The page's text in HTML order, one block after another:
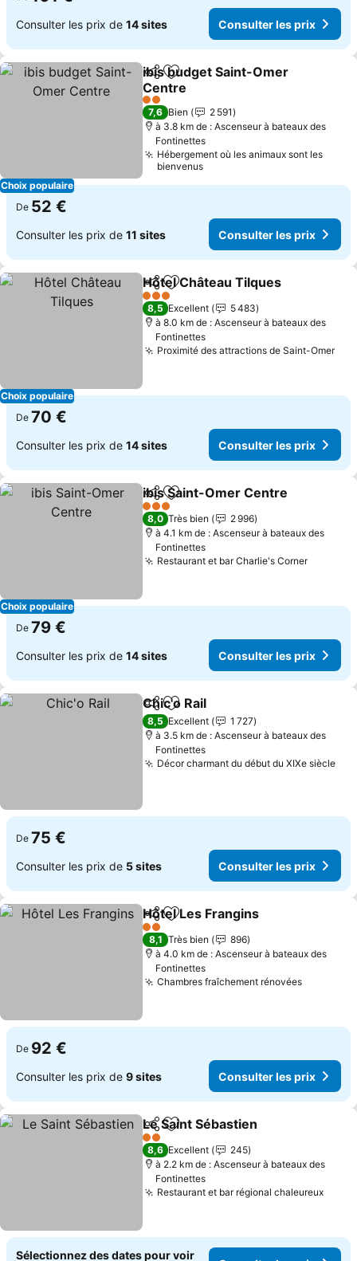
Consulter les prix de 14 sites Consulter les prix
Choix populaire
PartagerAjouter à mes favoris
ibis budget Saint-Omer
Centre
2 Étoiles
7,6 Bien
2 591
à 3.8 km de : Ascenseur à bateaux des
Fontinettes
Hébergement où les animaux sont les
bienvenus
De 52 €
Consulter les prix de 11 sites Consulter les prix
Choix populaire
PartagerAjouter à mes favoris
Hôtel Château Tilques
3 Étoiles
8,5 Excellent
5 483
à 8.0 km de : Ascenseur à bateaux des
Fontinettes
Proximité des attractions de Saint-Omer
De 70 €
Consulter les prix de 14 sites Consulter les prix
Choix populaire
PartagerAjouter à mes favoris
ibis Saint-Omer Centre
3 Étoiles
8,0 Très bien
2 996
à 4.1 km de : Ascenseur à bateaux des
Fontinettes
Restaurant et bar Charlie's Corner
De 79 €
Consulter les prix de 14 sites Consulter les prix
PartagerAjouter à mes favoris
Chic'o Rail
8,5 Excellent
1 727
à 3.5 km de : Ascenseur à bateaux des
Fontinettes
Décor charmant du début du XIXe siècle
De 75 €
Consulter les prix de 5 sites Consulter les prix
PartagerAjouter à mes favoris
Hôtel Les Frangins
2 Étoiles
8,1 Très bien
896
à 4.0 km de : Ascenseur à bateaux des
Fontinettes
Chambres fraîchement rénovées
De 92 €
Consulter les prix de 9 sites Consulter les prix
PartagerAjouter à mes favoris
Le Saint Sébastien
2 Étoiles
8,6 Excellent
245
à 2.2 km de : Ascenseur à bateaux des
Fontinettes
Restaurant et bar régional chaleureux
Sélectionnez des dates pour voir